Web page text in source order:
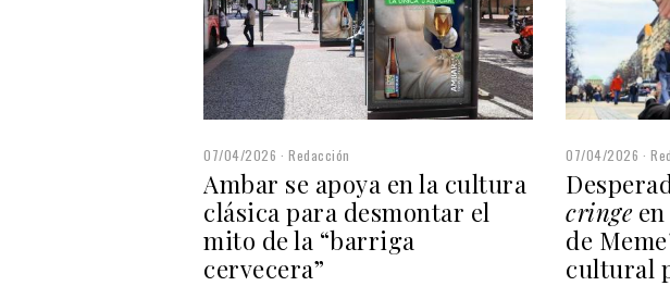
07/04/2026 Redacción
Ambar se apoya en la cultura
clásica para desmontar el
mito de la “barriga
cervecera”
07/04/2026
cringeen
de
cultural